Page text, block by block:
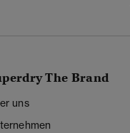
The Brand
uns